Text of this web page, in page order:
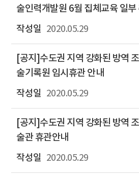
술인력개발원 6월 집체교육 일부
2020.05.29
[공지]수도권 지역 강화된 방역
술기록원 임시휴관 안내
2020.05.29
[공지]수도권 지역 강화된 방역
술관 휴관안내
2020.05.29